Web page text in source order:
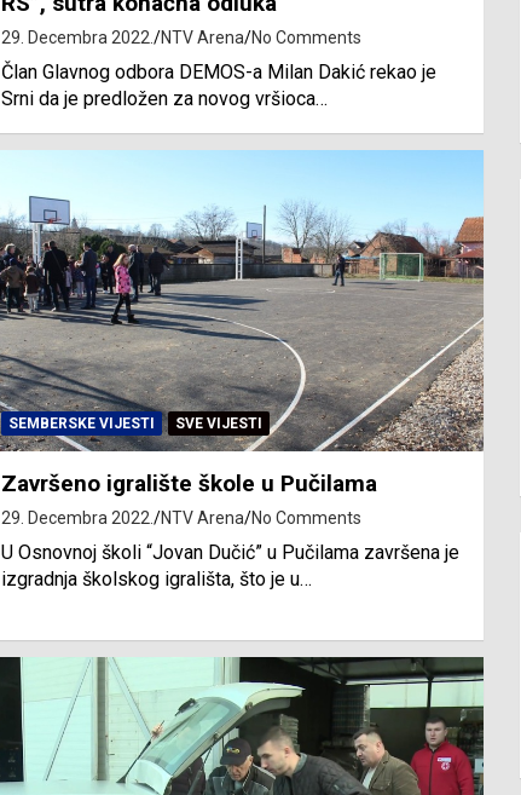
29. Decembra 2022. NTV Arena No Comments
Član Glavnog odbora DEMOS-a Milan Dakić rekao je
Srni da je predložen za novog vršioca…
SEMBERSKE VIJESTI SVE VIJESTI
Završeno igralište škole u Pučilama
29. Decembra 2022. NTV Arena No Comments
U Osnovnoj školi “Jovan Dučić” u Pučilama završena je
izgradnja školskog igrališta, što je u…